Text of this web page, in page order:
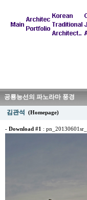
공룡능선의 파노라마 풍경
김관석 (Homepage)
- Download #1 :